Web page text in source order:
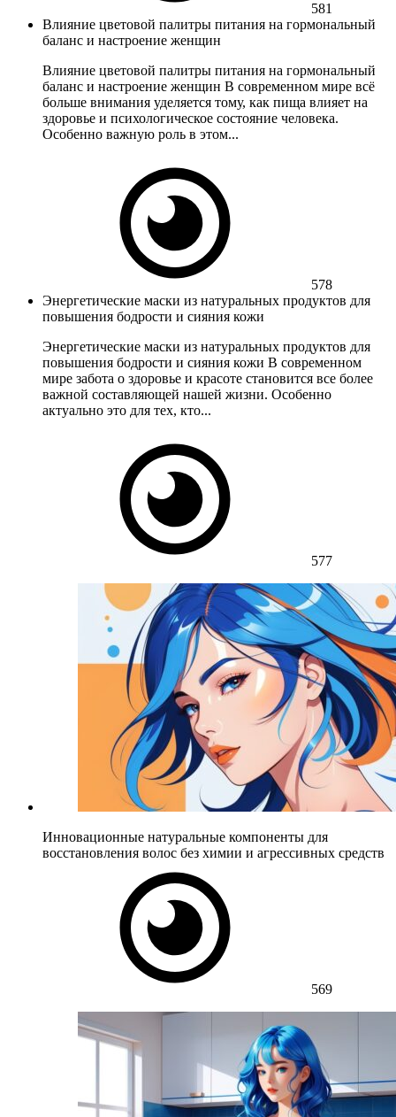
581
Влияние цветовой палитры питания на гормональный
баланс и настроение женщин
Влияние цветовой палитры питания на гормональный
баланс и настроение женщин В современном мире всё
больше внимания уделяется тому, как пища влияет на
здоровье и психологическое состояние человека.
Особенно важную роль в этом...
578
Энергетические маски из натуральных продуктов для
повышения бодрости и сияния кожи
Энергетические маски из натуральных продуктов для
повышения бодрости и сияния кожи В современном
мире забота о здоровье и красоте становится все более
важной составляющей нашей жизни. Особенно
актуально это для тех, кто...
577
Инновационные натуральные компоненты для
восстановления волос без химии и агрессивных средств
569